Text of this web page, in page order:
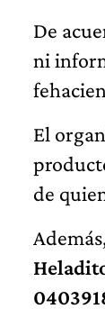
De
ni
El
de